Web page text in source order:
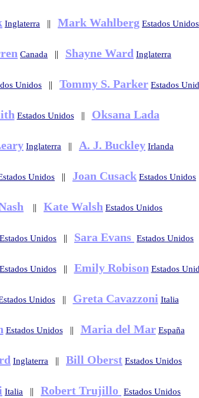
Inglaterra || Mark Wahlberg Estados Unidos
Canada || Shayne Ward Inglaterra
Unidos || Tommy S. Parker Estados
Estados Unidos|| Oksana Lada
Inglaterra || A. J. Buckley Irlanda
Unidos || Joan Cusack Estados Unidos
|| Kate Walsh Estados Unidos
Estados Unidos || Sara Evans Estados Unidos
Estados Unidos|| Emily Robison Estados
Unidos|| Greta Cavazzoni Italia
Estados Unidos|| Maria del Mar España
Inglaterra || Bill Oberst Estados Unidos
Italia || Robert Trujillo Estados Unidos